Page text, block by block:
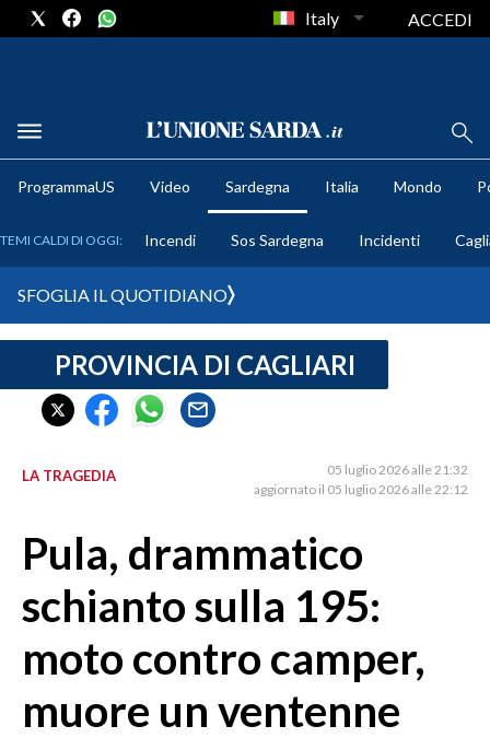
METEO
CRONACA SARDEGNA
CAGLIARI
SULCIS IGLESIENTE
SASSARI E PROVINCIA
GALLURA
OGLIASTRA
Italy ACCEDI
ProgrammaUS Video Sardegna Italia Mondo
TEMI CALDI DI OGGI: Incendi Sos Sardegna Incidenti
SFOGLIA IL QUOTIDIANO
PROVINCIA DI CAGLIARI
LA TRAGEDIA
05 luglio 2026 alle 21:32
aggiornato il 05 luglio 2026 alle 22:12
Pula, drammatico
schianto sulla 195:
moto contro camper,
muore un ventenne